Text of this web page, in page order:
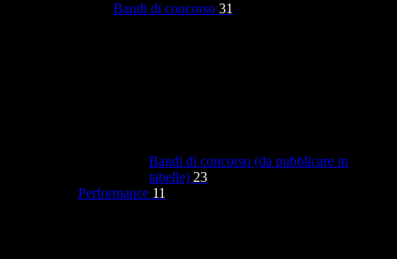
Bandi di concorso 31
Bandi di concorso (da pubblicare in
tabelle) 23
Performance 11